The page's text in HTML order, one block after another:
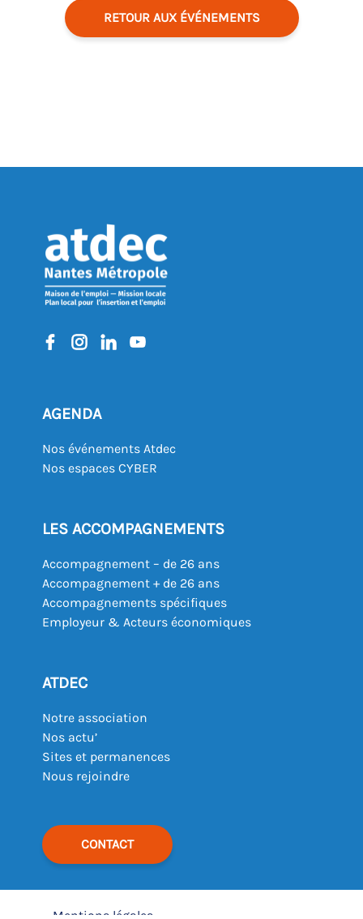
RETOUR AUX ÉVÉNEMENTS
AGENDA
Nos événements Atdec
Nos espaces CYBER
LES ACCOMPAGNEMENTS
Accompagnement – de 26 ans
Accompagnement + de 26 ans
Accompagnements spécifiques
Employeur & Acteurs économiques
ATDEC
Notre association
Nos actu’
Sites et permanences
Nous rejoindre
CONTACT
Mentions légales